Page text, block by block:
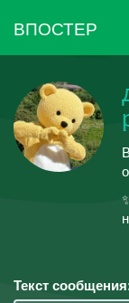
ВПОСТЕР
Текст